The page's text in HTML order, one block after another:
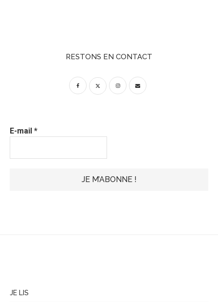
RESTONS EN CONTACT
E-mail *
JE LIS